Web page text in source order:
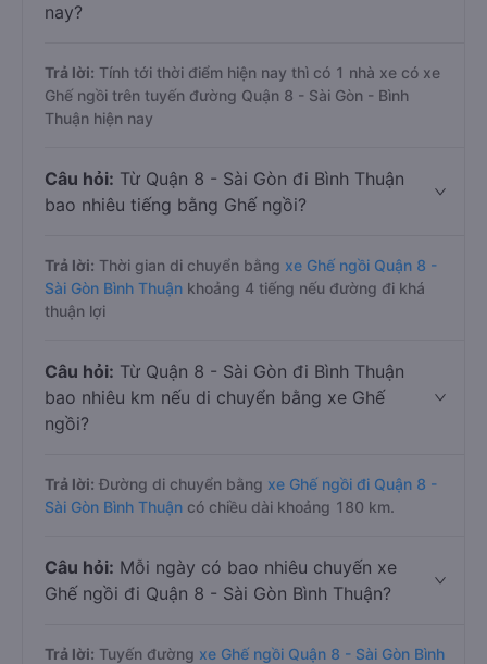
nay?
Trả lời: Tính tới thời điểm hiện nay thì có 1 nhà xe có xe
Ghế ngồi trên tuyến đường Quận 8 - Sài Gòn - Bình
Thuận hiện nay
Câu hỏi: Từ Quận 8 - Sài Gòn đi Bình Thuận
bao nhiêu tiếng bằng Ghế ngồi?
Trả lời: Thời gian di chuyển bằng xe Ghế ngồi Quận 8 -
Sài Gòn Bình Thuận khoảng 4 tiếng nếu đường đi khá
thuận lợi
Câu hỏi: Từ Quận 8 - Sài Gòn đi Bình Thuận
bao nhiêu km nếu di chuyển bằng xe Ghế
ngồi?
Trả lời: Đường di chuyển bằng xe Ghế ngồi đi Quận 8 -
Sài Gòn Bình Thuận có chiều dài khoảng 180 km.
Câu hỏi: Mỗi ngày có bao nhiêu chuyến xe
Ghế ngồi đi Quận 8 - Sài Gòn Bình Thuận?
Trả lời: Tuyến đường xe Ghế ngồi Quận 8 - Sài Gòn Bình